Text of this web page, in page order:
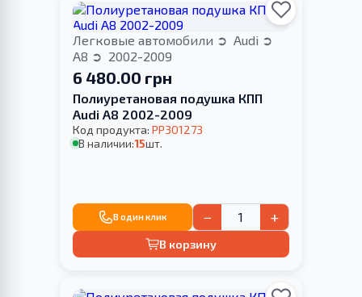
Легковые автомобили
Audi
A8
2002-2009
6 480.00 грн
Полиуретановая подушка КПП
Audi A8 2002-2009
Код продукта: PP301273
В наличии:15шт.
В один клик − +
В корзину